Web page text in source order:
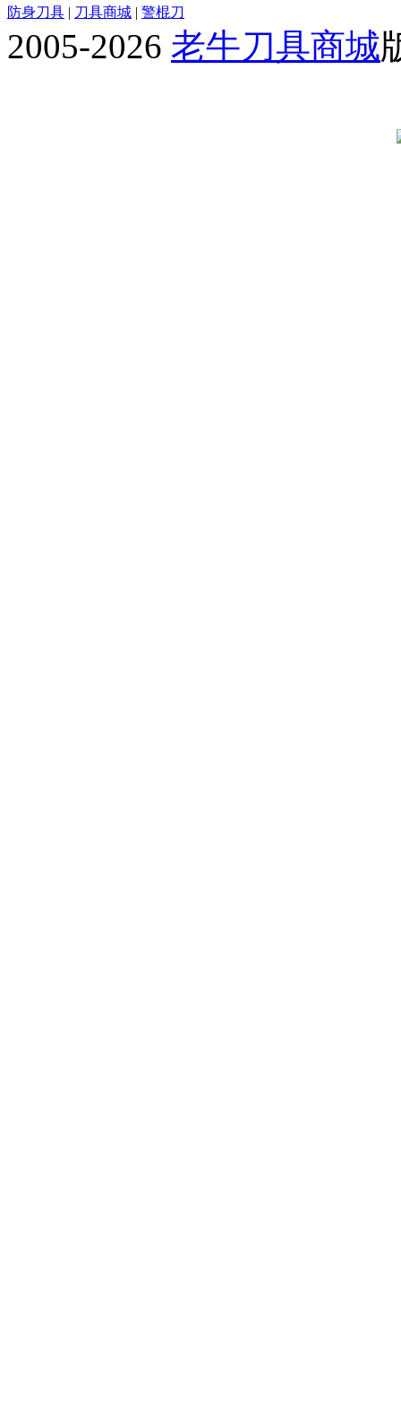
防身刀具 | 刀具商城 | 警棍刀
2005-2026 老牛刀具商城